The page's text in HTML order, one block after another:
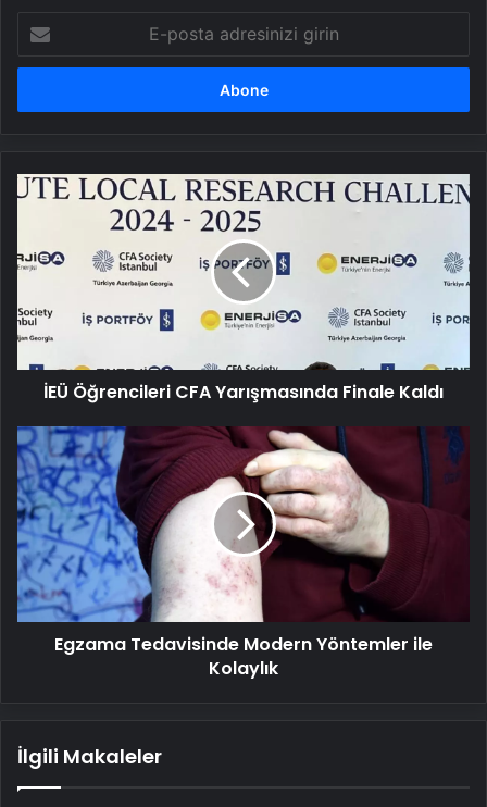
posta
adresinizi
İEÜ
Yarışmasında
Finale
İEÜ Öğrencileri CFA Yarışmasında Finale Kaldı
Egzama
Tedavisinde
Modern
Yöntemler
ile
Kolaylık
Egzama Tedavisinde Modern Yöntemler ile
Kolaylık
İlgili Makaleler